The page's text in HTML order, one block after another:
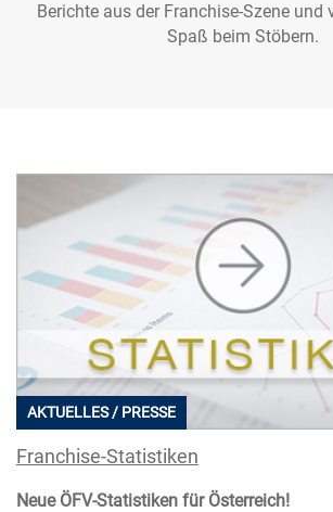
Berichte aus der Franchise-Szene und
Spaß beim Stöbern.
AKTUELLES / PRESSE
Franchise-Statistiken
Neue ÖFV-Statistiken für Österreich!